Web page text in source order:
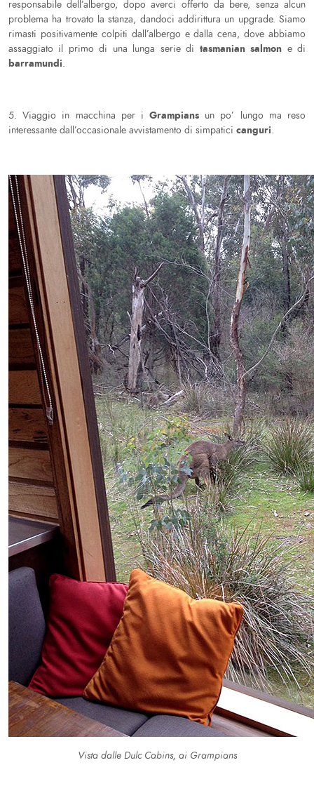
responsabile dell’albergo, dopo averci offerto da bere, senza alcun
problema ha trovato la stanza, dandoci addirittura un upgrade. Siamo
rimasti positivamente colpiti dall’albergo e dalla cena, dove abbiamo
assaggiato il primo di una lunga serie di tasmanian salmon e di
barramundi.
5. Viaggio in macchina per iGrampians un po’ lungo ma reso
interessante dall’occasionale avvistamento di simpatici canguri.
Vista dalle Dulc Cabins, ai Grampians